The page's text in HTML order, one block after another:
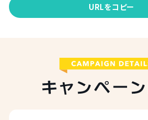
URLをコピー